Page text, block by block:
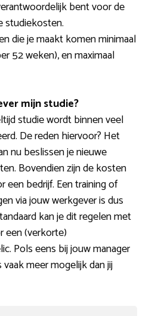
bent voor de
studiekosten.
die je maakt komen minimaal
52 weken), en maximaal
mijn studie?
studie wordt binnen veel
De reden hiervoor? Het
nu beslissen je nieuwe
Bovendien zijn de kosten
een bedrijf. Een training of
via jouw werkgever is dus
kan je dit regelen met
een (verkorte)
Pols eens bij jouw manager
meer mogelijk dan jij